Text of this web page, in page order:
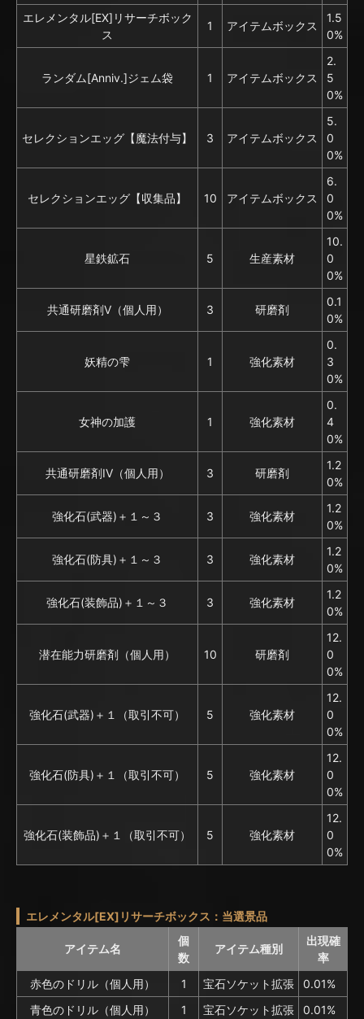
エレメンタル[EX]リサーチボック
ス
1 アイテムボックス
1.5
0%
ランダム[Anniv.]ジェム袋 1 アイテムボックス
2.
5
0%
セレクションエッグ【魔法付与】 3 アイテムボックス
5.
0
0%
セレクションエッグ【収集品】 10 アイテムボックス
6.
0
0%
星鉄鉱石 5 生産素材
10.
0
0%
共通研磨剤V（個人用） 3 研磨剤
0.1
0%
妖精の雫 1 強化素材
0.
3
0%
女神の加護 1 強化素材
0.
4
0%
共通研磨剤IV（個人用） 3 研磨剤
1.2
0%
強化石(武器)＋１～３ 3 強化素材
1.2
0%
強化石(防具)＋１～３ 3 強化素材
1.2
0%
強化石(装飾品)＋１～３ 3 強化素材
1.2
0%
潜在能力研磨剤（個人用） 10 研磨剤
12.
0
0%
強化石(武器)＋１（取引不可） 5 強化素材
12.
0
0%
強化石(防具)＋１（取引不可） 5 強化素材
12.
0
0%
強化石(装飾品)＋１（取引不可） 5 強化素材
12.
0
0%
エレメンタル[EX]リサーチボックス：当選景品
アイテム名
個
数
アイテム種別
出現確
率
赤色のドリル（個人用）
1 宝石ソケット拡張
0.01%
青色のドリル（個人用）
1 宝石ソケット拡張
0.01%